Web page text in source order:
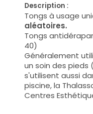
Description :
Tongs à usage
aléatoires.
Tongs
40)
Généralement
un soin des
s'utilisent aussi
piscine, la
Centres